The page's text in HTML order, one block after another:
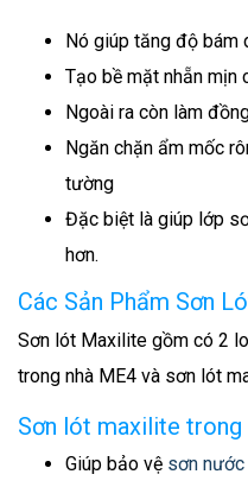
Nó giúp tăng độ bám
Tạo bề mặt nhẵn mịn
Ngoài ra còn làm
Ngăn chặn ẩm mốc
tường
Đặc biệt là giúp lớp
hơn.
Các Sản Phẩm Sơn
Sơn lót Maxilite gồm có 2
trong nhà ME4 và sơn lót
Sơn lót maxilite trong
Giúp bảo vệ sơn